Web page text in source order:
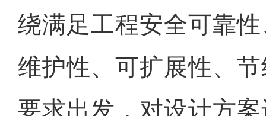
绕满足工程安全可靠
维护性、可扩展性、
要求出发，对设计方